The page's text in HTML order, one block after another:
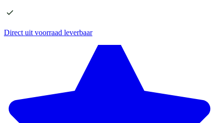
Direct uit voorraad leverbaar